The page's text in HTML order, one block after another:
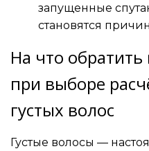
запущенные
становятся
На что
при выборе
густых волос
Густые волосы —